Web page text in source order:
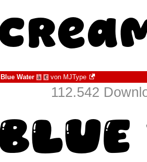
Blue Water à € von MJType
112.542